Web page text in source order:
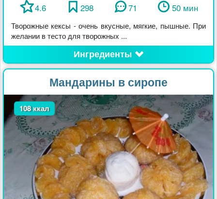
4.6 298 71 50 мин
Творожные кексы - очень вкусные, мягкие, пышные. При
желании в тесто для творожных ...
Ингредиенты
Мандарины в сиропе
108 ккал